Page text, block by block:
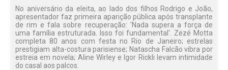
No aniversário da eleita, ao lado dos filhos Rodrigo e João,
apresentador faz primeira aparição pública após transplante
de rim e fala sobre recuperação: 'Nada supera a força de
uma família estruturada. Isso foi fundamental'. Zezé Motta
completa 80 anos com festa no Rio de Janeiro; estrelas
prestigiam alta-costura parisiense; Natascha Falcão vibra por
estreia em novela; Aline Wirley e Igor Rickli levam intimidade
do casal aos palcos.